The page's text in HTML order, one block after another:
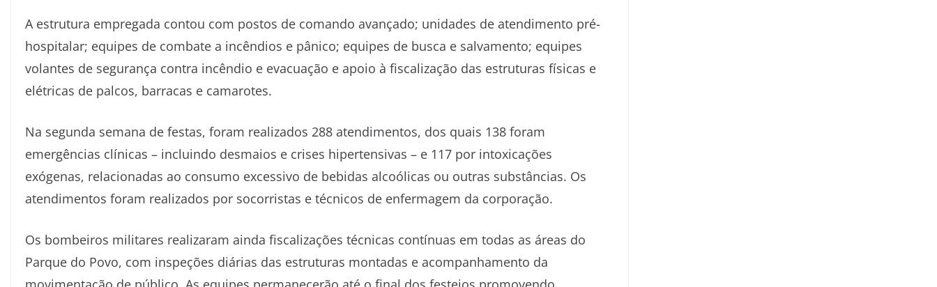
A estrutura empregada contou com postos de comando avançado; unidades de atendimento pré-
hospitalar; equipes de combate a incêndios e pânico; equipes de busca e salvamento; equipes
volantes de segurança contra incêndio e evacuação e apoio à fiscalização das estruturas físicas e
elétricas de palcos, barracas e camarotes.
Na segunda semana de festas, foram realizados 288 atendimentos, dos quais 138 foram
emergências clínicas – incluindo desmaios e crises hipertensivas – e 117 por intoxicações
exógenas, relacionadas ao consumo excessivo de bebidas alcoólicas ou outras substâncias. Os
atendimentos foram realizados por socorristas e técnicos de enfermagem da corporação.
Os bombeiros militares realizaram ainda fiscalizações técnicas contínuas em todas as áreas do
Parque do Povo, com inspeções diárias das estruturas montadas e acompanhamento da